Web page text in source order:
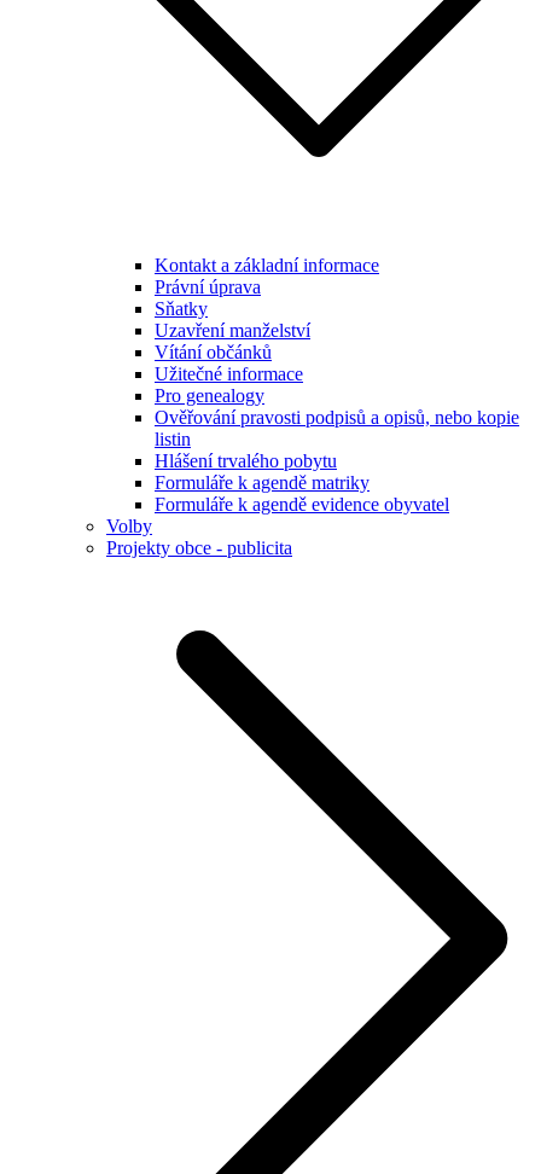
Kontakt a základní informace
Právní úprava
Sňatky
Uzavření manželství
Vítání občánků
Užitečné informace
Pro genealogy
Ověřování pravosti podpisů a opisů, nebo kopie
listin
Hlášení trvalého pobytu
Formuláře k agendě matriky
Formuláře k agendě evidence obyvatel
Volby
Projekty obce - publicita